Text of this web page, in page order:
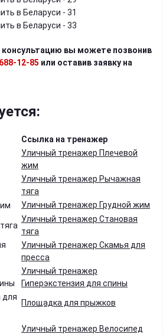
консультацию вы можете позвонив
12-85 или оставив заявку на
Ссылка на тренажер
Уличный тренажер Плечевой
жим
Уличный тренажер Рычажная
тяга
Уличный тренажер Грудной жим
Уличный тренажер Становая
тяга
Уличный тренажер Скамья для
пресса
Уличный тренажер
Гиперэкстензия для спины
Площадка для прыжков
Уличный тренажер Велосипед